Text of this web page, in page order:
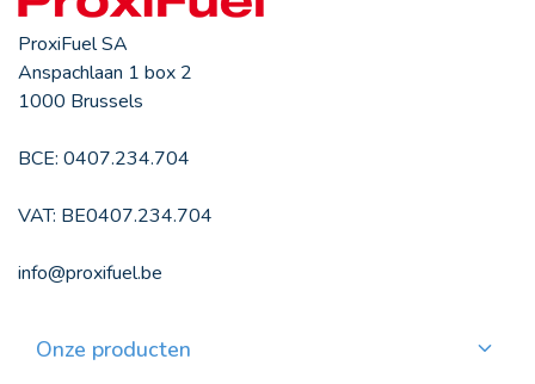
ProxiFuel SA
Anspachlaan 1 box 2
1000 Brussels
BCE: 0407.234.704
VAT: BE0407.234.704
info@proxifuel.be
Onze producten